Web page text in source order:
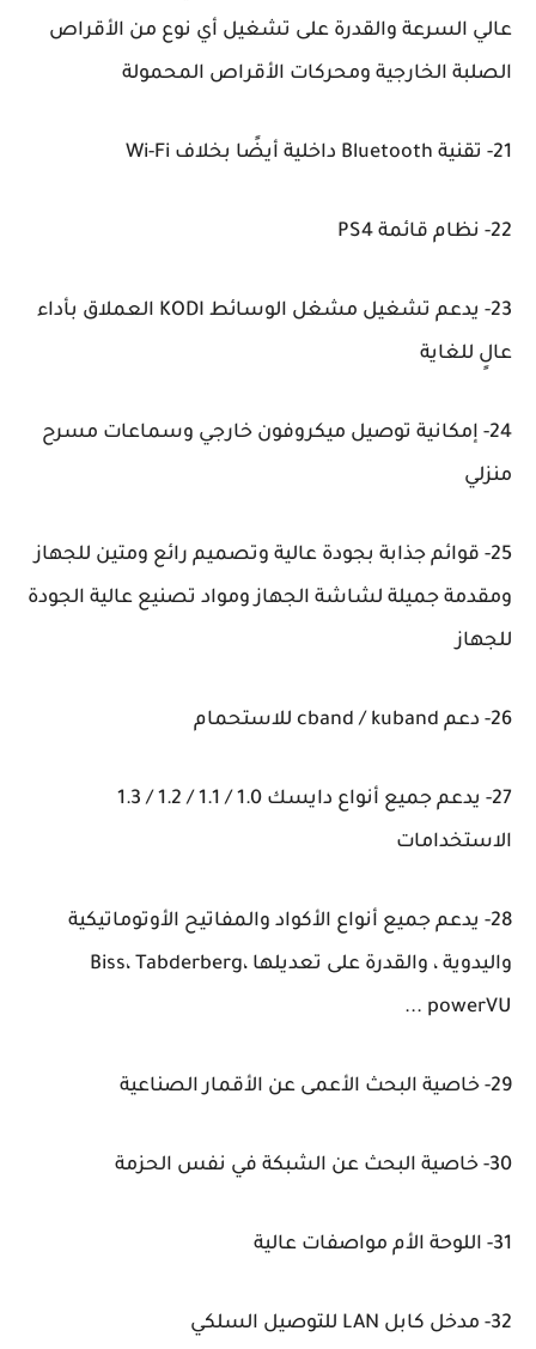
عالي السرعة والقدرة على تشغيل أي نوع من الأقراص
الصلبة الخارجية ومحركات الأقراص المحمولة
21- تقنية Bluetooth داخلية أيضًا بخلاف Wi-Fi
22- نظام قائمة PS4
23- يدعم تشغيل مشغل الوسائط KODI العملاق بأداء
عالٍ للغاية
24- إمكانية توصيل ميكروفون خارجي وسماعات مسرح
منزلي
25- قوائم جذابة بجودة عالية وتصميم رائع ومتين للجهاز
ومقدمة جميلة لشاشة الجهاز ومواد تصنيع عالية الجودة
للجهاز
26- دعم cband / kuband للاستحمام
27- يدعم جميع أنواع دايسك 1.0 / 1.1 / 1.2 / 1.3
الاستخدامات
28- يدعم جميع أنواع الأكواد والمفاتيح الأوتوماتيكية
واليدوية ، والقدرة على تعديلها Biss، Tabderberg،
powerVU ...
29- خاصية البحث الأعمى عن الأقمار الصناعية
30- خاصية البحث عن الشبكة في نفس الحزمة
31- اللوحة الأم مواصفات عالية
32- مدخل كابل LAN للتوصيل السلكي